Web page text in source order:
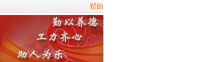
帮助